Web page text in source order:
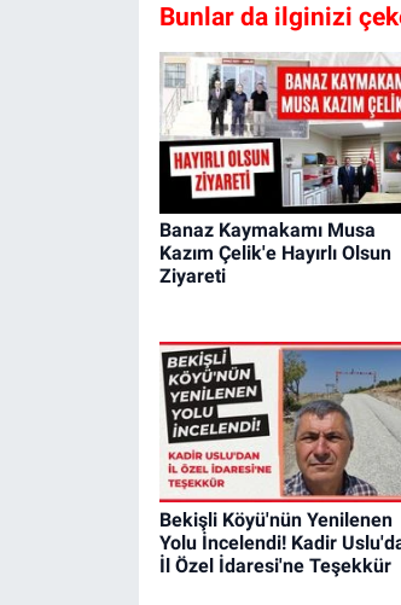
Bunlar da ilginizi
Banaz Kaymakamı Musa
Kazım Çelik'e Hayırlı Olsun
Ziyareti
Bekişli Köyü'nün Yenilenen
Yolu İncelendi! Kadir
İl Özel İdaresi'ne Teşekkür